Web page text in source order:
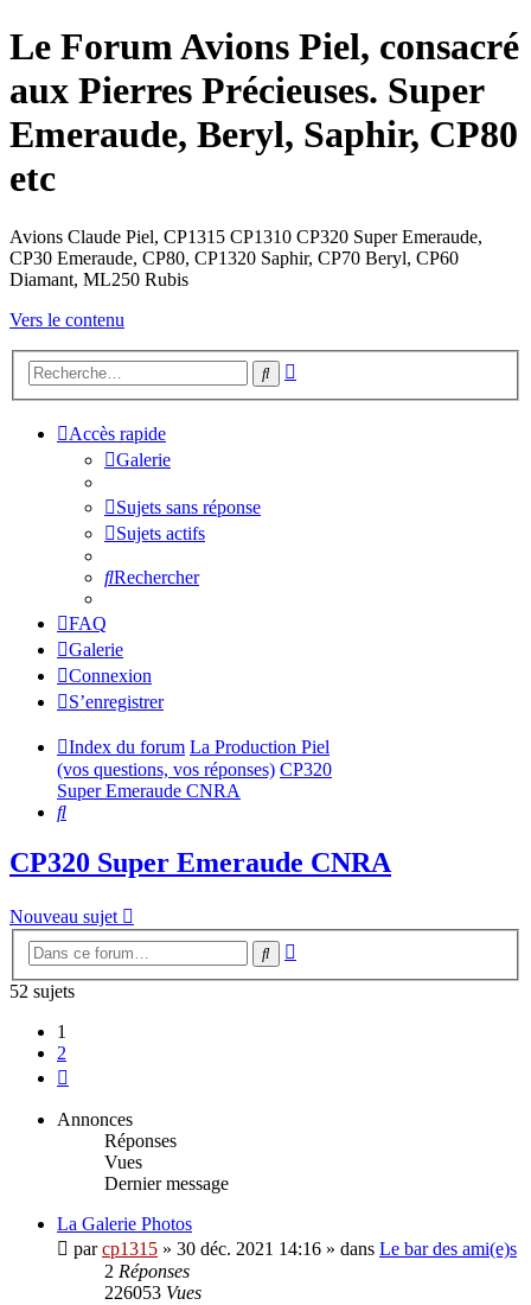
Le Forum Avions Piel, consacré
aux Pierres Précieuses. Super
Emeraude, Beryl, Saphir, CP80
etc
Avions Claude Piel, CP1315 CP1310 CP320 Super Emeraude,
CP30 Emeraude, CP80, CP1320 Saphir, CP70 Beryl, CP60
Diamant, ML250 Rubis
Vers le contenu
Rechercher
Accès rapide
Galerie
Sujets sans réponse
Sujets actifs
Rechercher
FAQ
Galerie
Connexion
S’enregistrer
Index du forum La Production Piel
(vos questions, vos réponses) CP320
Super Emeraude CNRA
Rechercher
CP320 Super Emeraude CNRA
Nouveau sujet
Rechercher
52 sujets
1
2
Annonces
Réponses
Vues
Dernier message
La Galerie Photos
parcp1315 » 30 déc. 2021 14:16 » dans Le bar des ami(e)s
2 Réponses
226053 Vues